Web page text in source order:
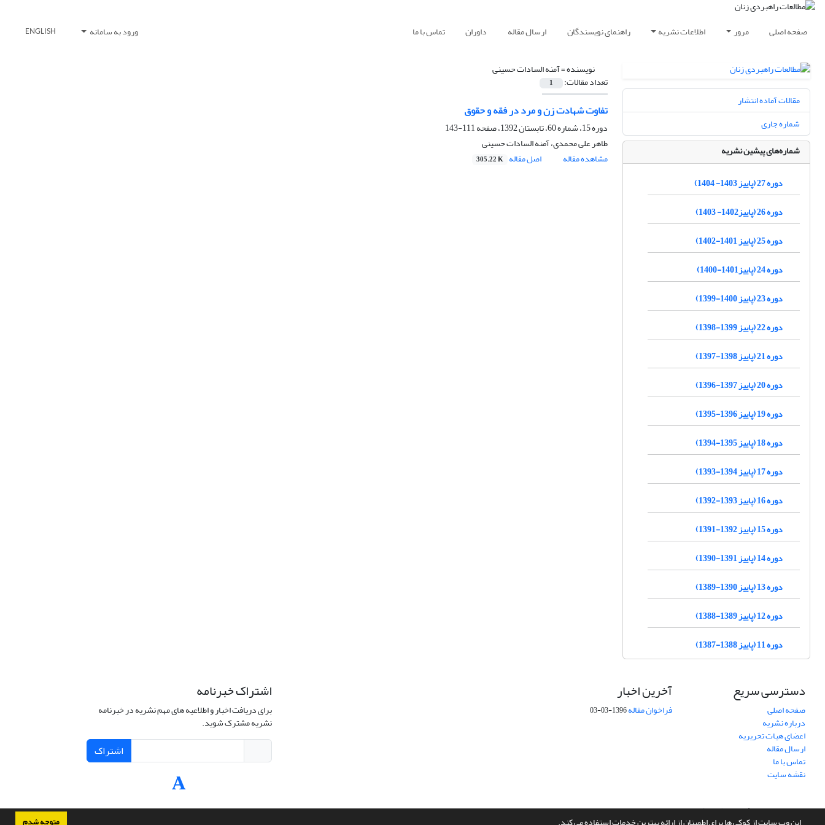
صفحه اصلی مرور اطلاعات نشریه راهنمای نویسندگان ارسال مقاله داوران تماس با ما ورود به سامانه ENGLISH
نویسنده =آمنه السادات حسینی
تعداد مقالات: 1
تفاوت شهادت زن و مرد در فقه و حقوق
دوره 15، شماره 60، تابستان 1392، صفحه
111-143
طاهر علی محمدی، آمنه السادات حسینی
مشاهده مقاله
اصل مقاله 305.22 K
مقالات آماده انتشار
شماره جاری
شماره‌های پیشین نشریه
دوره 27 (پاییز 1403- 1404)
دوره 26 (پاییز1402- 1403)
دوره 25 (پاییز 1401-1402)
دوره 24 (پاییز1401-1400)
دوره 23 (پاییز 1400-1399)
دوره 22 (پاییز 1399-1398)
دوره 21 (پاییز 1398-1397)
دوره 20 (پاییز 1397-1396)
دوره 19 (پاییز 1396-1395)
دوره 18 (پاییز 1395-1394)
دوره 17 (پاییز 1394-1393)
دوره 16 (پاییز 1393-1392)
دوره 15 (پاییز 1392-1391)
دوره 14 (پاییز 1391-1390)
دوره 13 (پاییز 1390-1389)
دوره 12 (پاییز 1389-1388)
دوره 11 (پاییز 1388-1387)
دسترسی سریع
صفحه اصلی
درباره نشریه
اعضای هیات تحریریه
ارسال مقاله
تماس با ما
نقشه سایت
آخرین اخبار
فراخوان مقاله1396-03-03
اشتراک خبرنامه
برای دریافت اخبار و اطلاعیه های مهم نشریه در خبرنامه
نشریه مشترک شوید.
اشتراک
سامانه مدیریت نشریات علمی.طراحی و پیاده سازی ازسیناوب